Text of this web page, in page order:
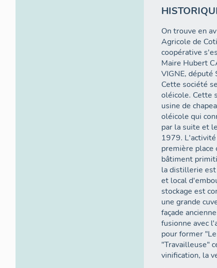
On trouve en
Agricole de
coopérative
Maire Hubert
VIGNE, député
Cette société
oléicole. Cette
usine de
oléicole qui
par la suite et
1979.
première place
bâtiment
la distillerie est
et local
stockage est
une grande
façade
fusionne avec
pour former
"Travailleuse"
vinification, la